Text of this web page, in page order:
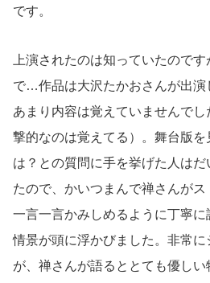
です。
上演されたのは知っていたので
で…作品は大沢たかおさんが出演
あまり内容は覚えていませんで
撃的なのは覚えてる）。舞台版を
は？との質問に手を挙げた人は
たので、かいつまんで禅さんがス
一言一言かみしめるように丁寧
情景が頭に浮かびました。非常
が、禅さんが語るととても優し